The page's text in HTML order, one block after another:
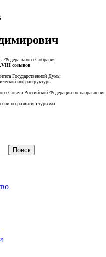
Федерального Собрания
созывов
Государственной Думы
инфраструктуры
Совета Российской Федерации по
по развитию туризма
Поиск